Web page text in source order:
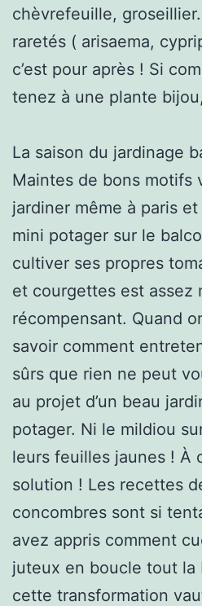
chèvrefeuille,
raretés ( arisaema,
c’est pour après ! Si
tenez à une plante
La saison du jardinage
Maintes de bons motifs
jardiner même à paris
mini potager sur le
cultiver ses propres
et courgettes est assez
récompensant. Quand
savoir comment
sûrs que rien ne peut
au projet d’un beau
potager. Ni le mildiou
leurs feuilles jaunes ! À
solution ! Les recettes
concombres sont si
avez appris comment
juteux en boucle tout la
cette transformation